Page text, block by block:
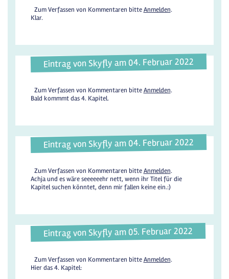
Zum Verfassen von Kommentaren bitteAnmelden.
Klar.
Eintrag von Skyfly am 04. Februar 2022
Zum Verfassen von Kommentaren bitteAnmelden.
Bald kommmt das 4. Kapitel.
Eintrag von Skyfly am 04. Februar 2022
Zum Verfassen von Kommentaren bitteAnmelden.
Achja und es wäre seeeeeehr nett, wenn ihr Titel für die
Kapitel suchen könntet, denn mir fallen keine ein.:)
Eintrag von Skyfly am 05. Februar 2022
Zum Verfassen von Kommentaren bitteAnmelden.
Hier das 4. Kapitel: